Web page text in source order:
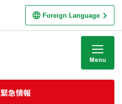
Foreign Language
緊急情報